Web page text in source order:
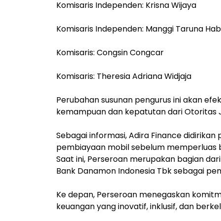
Komisaris Independen: Krisna Wijaya
Komisaris Independen: Manggi Taruna
Komisaris: Congsin Congcar
Komisaris: Theresia Adriana Widjaja
Perubahan susunan pengurus ini akan
kemampuan dan kepatutan dari Otoritas
Sebagai informasi, Adira Finance
pembiayaan mobil sebelum memperluas
Saat ini, Perseroan merupakan bagian
Bank Danamon Indonesia Tbk sebagai
Ke depan, Perseroan menegaskan
keuangan yang inovatif, inklusif, dan